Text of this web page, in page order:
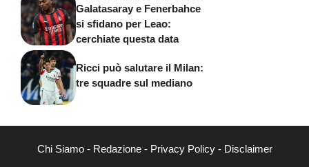
Galatasaray e Fenerbahce
si sfidano per Leao:
cerchiate questa data
Ricci può salutare il Milan:
tre squadre sul mediano
Chi Siamo- Redazione- Privacy Policy- Disclaimer